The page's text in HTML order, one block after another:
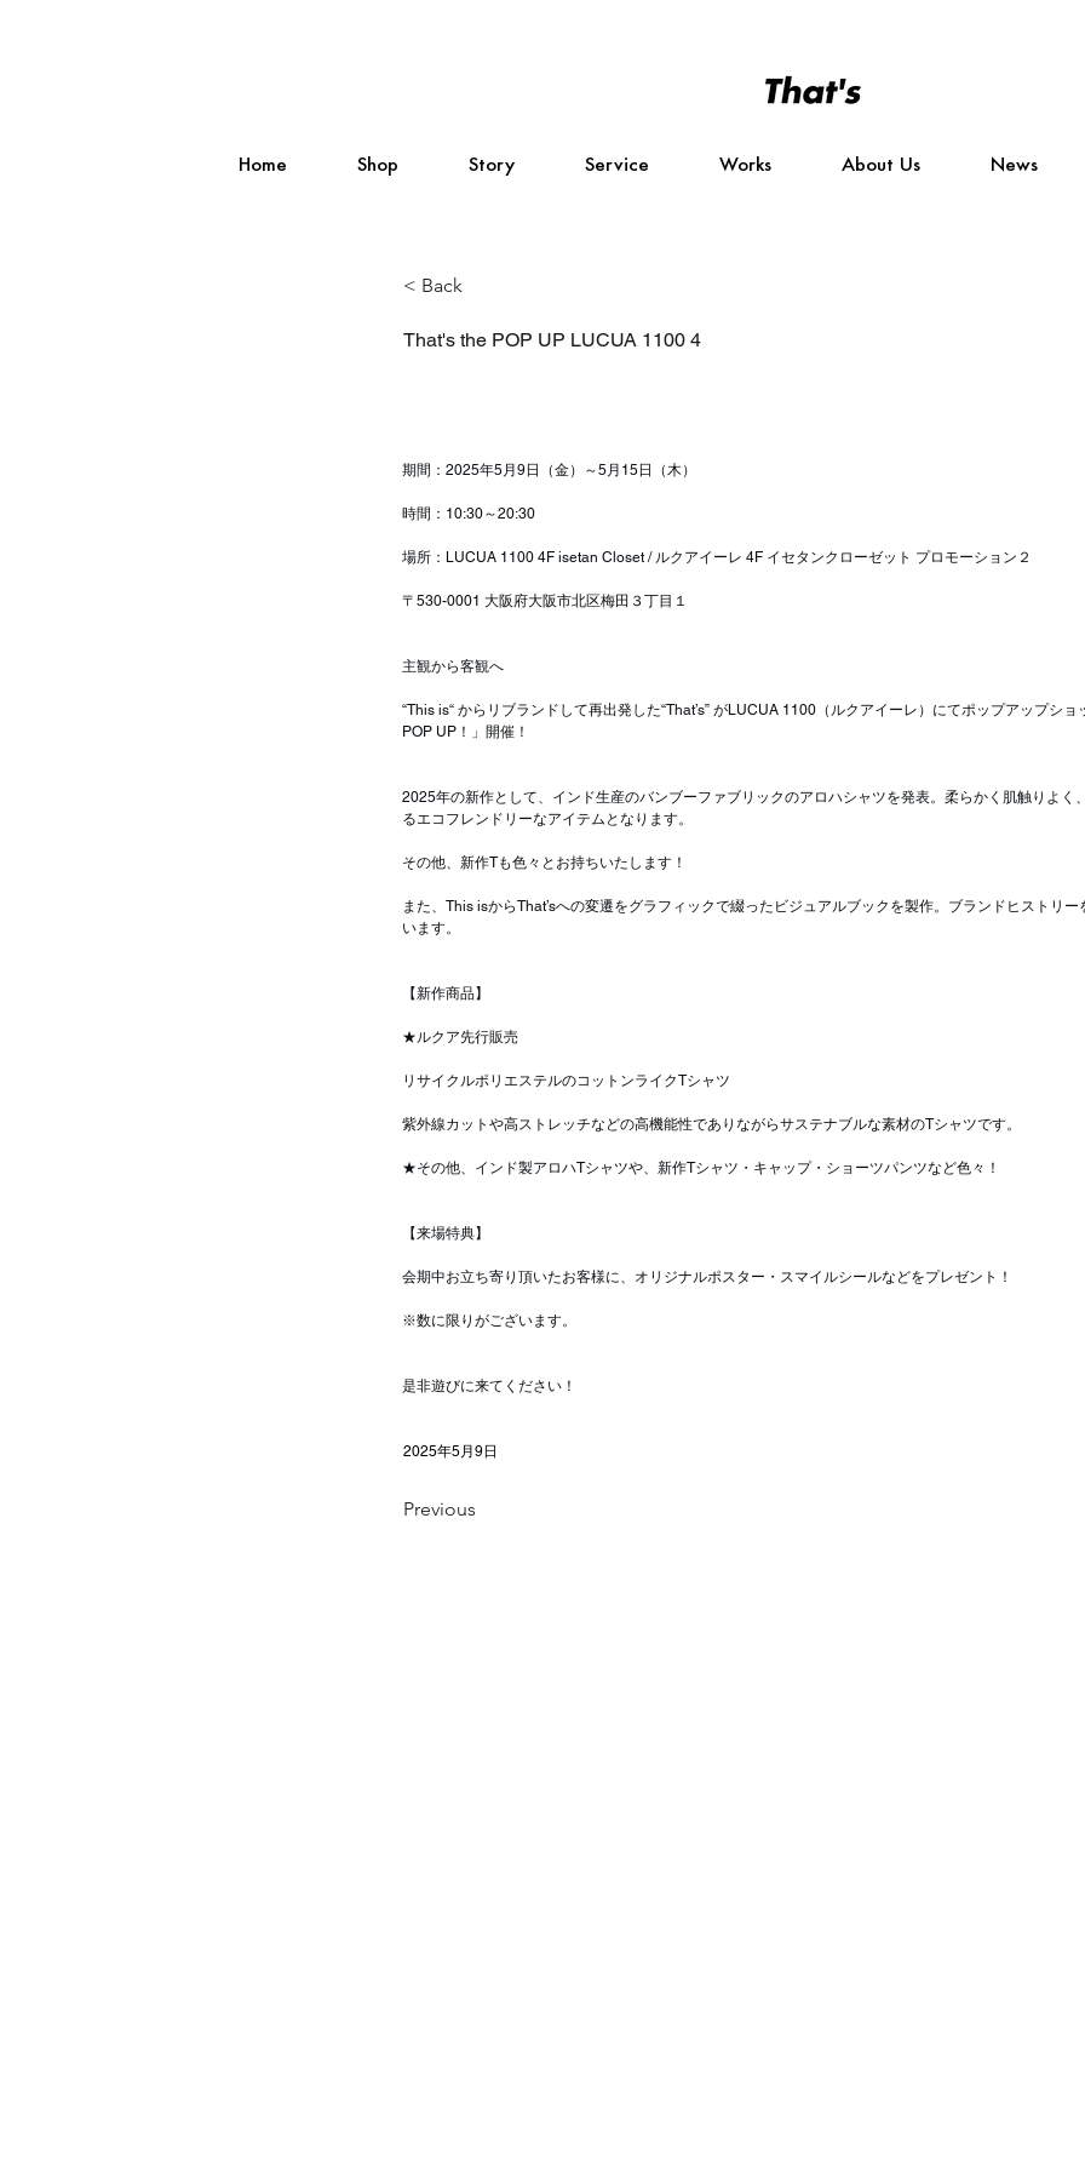
Home Shop Story Service Works About Us News
< Back
That's the POP UP LUCUA 1100 4
期間：2025年5月9日（金）～5月15日（木）
時間：10:30～20:30
場所：LUCUA 1100 4F isetan Closet / ルクアイーレ 4F イセタンクローゼット プロモーション２
〒530-0001 大阪府大阪市北区梅田３丁目１
主観から客観へ
“This is“ からリブランドして再出発した“That’s” がLUCUA 1100（ルクアイーレ）にてポップアップショ
POP UP！」開催！
2025年の新作として、インド生産のバンブーファブリックのアロハシャツを発表。柔らかく肌触りよく
るエコフレンドリーなアイテムとなります。
その他、新作Tも色々とお持ちいたします！
また、This isからThat’sへの変遷をグラフィックで綴ったビジュアルブックを製作。ブランドヒストリ
います。
【新作商品】
★ルクア先行販売
リサイクルポリエステルのコットンライクTシャツ
紫外線カットや高ストレッチなどの高機能性でありながらサステナブルな素材のTシャツです。
★その他、インド製アロハTシャツや、新作Tシャツ・キャップ・ショーツパンツなど色々！
【来場特典】
会期中お立ち寄り頂いたお客様に、オリジナルポスター・スマイルシールなどをプレゼント！
※数に限りがございます。
是非遊びに来てください！
2025年5月9日
Previous